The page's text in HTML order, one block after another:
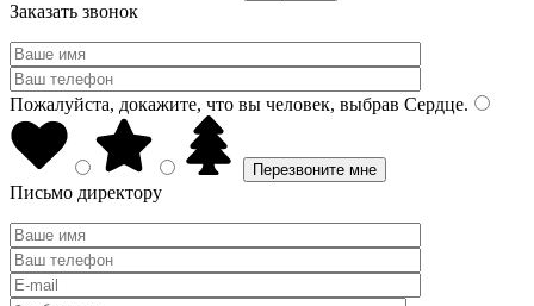
Заказать звонок
Пожалуйста, докажите, что вы человек, выбрав Сердце.
Письмо директору